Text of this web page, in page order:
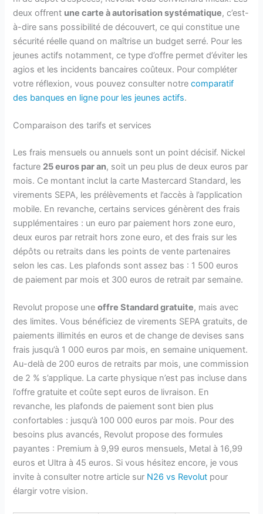
deux offrent une carte à autorisation systématique, c’est-
à-dire sans possibilité de découvert, ce qui constitue une
sécurité réelle quand on maîtrise un budget serré. Pour les
jeunes actifs notamment, ce type d’offre permet d’éviter les
agios et les incidents bancaires coûteux. Pour compléter
votre réflexion, vous pouvez consulter notrecomparatif
des banques en ligne pour les jeunes actifs.
Comparaison des tarifs et services
Les frais mensuels ou annuels sont un point décisif. Nickel
facture 25 euros par an, soit un peu plus de deux euros par
mois. Ce montant inclut la carte Mastercard Standard, les
virements SEPA, les prélèvements et l’accès à l’application
mobile. En revanche, certains services génèrent des frais
supplémentaires : un euro par paiement hors zone euro,
deux euros par retrait hors zone euro, et des frais sur les
dépôts ou retraits dans les points de vente partenaires
selon les cas. Les plafonds sont assez bas : 1 500 euros
de paiement par mois et 300 euros de retrait par semaine.
Revolut propose uneoffre Standard gratuite, mais avec
des limites. Vous bénéficiez de virements SEPA gratuits, de
paiements illimités en euros et de change de devises sans
frais jusqu’à 1 000 euros par mois, en semaine uniquement.
Au-delà de 200 euros de retraits par mois, une commission
de 2 % s’applique. La carte physique n’est pas incluse dans
l’offre gratuite et coûte sept euros de livraison. En
revanche, les plafonds de paiement sont bien plus
confortables : jusqu’à 100 000 euros par mois. Pour des
besoins plus avancés, Revolut propose des formules
payantes : Premium à 9,99 euros mensuels, Metal à 16,99
euros et Ultra à 45 euros. Si vous hésitez encore, je vous
invite à consulter notre article sur N26 vs Revolut pour
élargir votre vision.